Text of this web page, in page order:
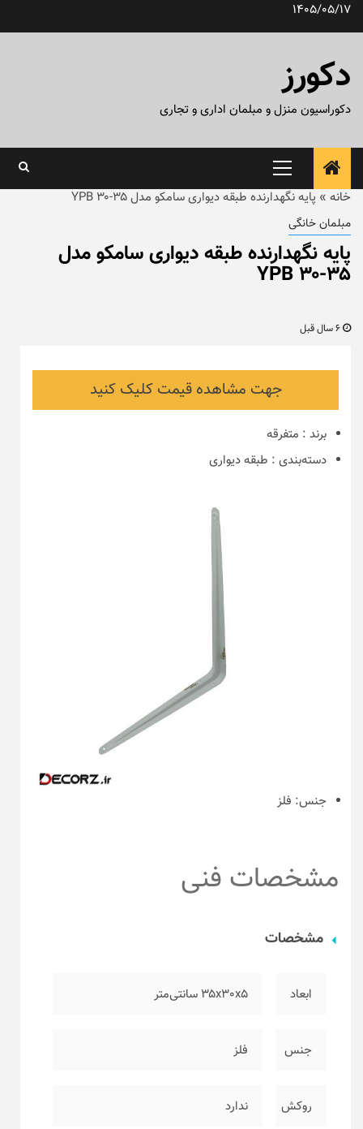
پرش1405/05/17
دکورز
دکوراسیون منزل و مبلمان اداری و تجاری
منوی
اصلی
خانه » پایه نگهدارنده طبقه دیواری سامکو مدل ۳۵-۳۰ YPB
مبلمان خانگی
پایه نگهدارنده طبقه دیواری سامکو مدل
۳۵-۳۰ YPB
جهت مشاهده قیمت کلیک کنید
برند : متفرقه
دسته‌بندی : طبقه دیواری
جنس: فلز
مشخصات فنی
مشخصات
ابعاد ۳۵x30x5 سانتی‌متر
جنس فلز
روکش ندارد